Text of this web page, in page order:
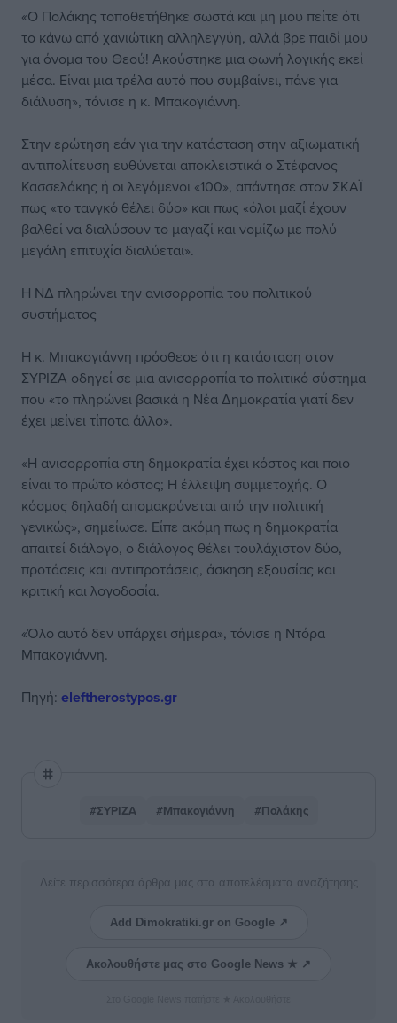
«Ο Πολάκης τοποθετήθηκε σωστά και μη μου πείτε ότι
το κάνω από χανιώτικη αλληλεγγύη, αλλά βρε παιδί μου
για όνομα του Θεού! Ακούστηκε μια φωνή λογικής εκεί
μέσα. Είναι μια τρέλα αυτό που συμβαίνει, πάνε για
διάλυση», τόνισε η κ. Μπακογιάννη.
Στην ερώτηση εάν για την κατάσταση στην αξιωματική
αντιπολίτευση ευθύνεται αποκλειστικά ο Στέφανος
Κασσελάκης ή οι λεγόμενοι «100», απάντησε στον ΣΚΑΪ
πως «το τανγκό θέλει δύο» και πως «όλοι μαζί έχουν
βαλθεί να διαλύσουν το μαγαζί και νομίζω με πολύ
μεγάλη επιτυχία διαλύεται».
Η ΝΔ πληρώνει την ανισορροπία του πολιτικού
συστήματος
Η κ. Μπακογιάννη πρόσθεσε ότι η κατάσταση στον
ΣΥΡΙΖΑ οδηγεί σε μια ανισορροπία το πολιτικό σύστημα
που «το πληρώνει βασικά η Νέα Δημοκρατία γιατί δεν
έχει μείνει τίποτα άλλο».
«Η ανισορροπία στη δημοκρατία έχει κόστος και ποιο
είναι το πρώτο κόστος; Η έλλειψη συμμετοχής. Ο
κόσμος δηλαδή απομακρύνεται από την πολιτική
γενικώς», σημείωσε. Είπε ακόμη πως η δημοκρατία
απαιτεί διάλογο, ο διάλογος θέλει τουλάχιστον δύο,
προτάσεις και αντιπροτάσεις, άσκηση εξουσίας και
κριτική και λογοδοσία.
«Όλο αυτό δεν υπάρχει σήμερα», τόνισε η Ντόρα
Μπακογιάννη.
Πηγή: eleftherostypos.gr
#ΣΥΡΙΖΑ #Μπακογιάννη #Πολάκης
Δείτε περισσότερα άρθρα μας στα αποτελέσματα αναζήτησης
Add Dimokratiki.gr on Google ↗
Ακολουθήστε μας στο Google News ★ ↗